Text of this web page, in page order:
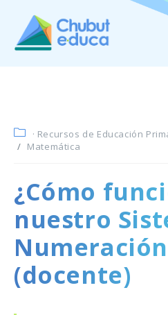
· Recursos de Educación
/ Matemática
¿Cómo
nuestro
(docente)